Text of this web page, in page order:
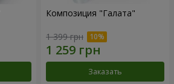
Композиция "Галата"
1 399 грн
Заказать